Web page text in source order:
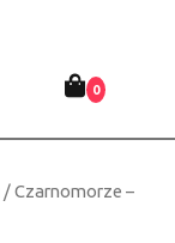
0
/ Czarnomorze –